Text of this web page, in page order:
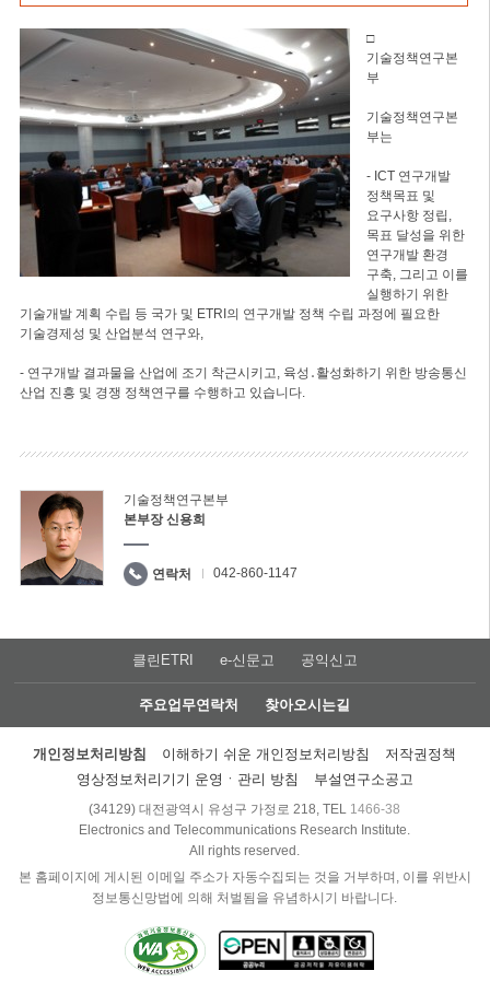
□
기술정책연구본
부
기술정책연구본
부는
- ICT 연구개발
정책목표 및
요구사항 정립,
목표 달성을 위한
연구개발 환경
구축, 그리고 이를
실행하기 위한
기술개발 계획 수립 등 국가 및 ETRI의 연구개발 정책 수립 과정에 필요한
기술경제성 및 산업분석 연구와,
- 연구개발 결과물을 산업에 조기 착근시키고, 육성․활성화하기 위한 방송통신
산업 진흥 및 경쟁 정책연구를 수행하고 있습니다.
기술정책연구본부
본부장 신용희
연락처 042-860-1147
클린ETRI e-신문고 공익신고
주요업무연락처 찾아오시는길
개인정보처리방침 이해하기 쉬운 개인정보처리방침
저작권정책
영상정보처리기기 운영ㆍ관리 방침
부설연구소공고
(34129) 대전광역시 유성구 가정로 218, TEL 1466-38
Electronics and Telecommunications Research Institute.
All rights reserved.
본 홈페이지에 게시된 이메일 주소가 자동수집되는 것을 거부하며, 이를 위반시
정보통신망법에 의해 처벌됨을 유념하시기 바랍니다.